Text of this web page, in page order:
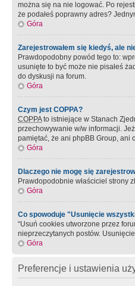
można się na nie logować. Po
że podałeś poprawny adres?
Góra
Zarejestrowałem się kiedyś, ale
Prawdopodobny powód tego to:
usunięte to być może nie pisałeś
do dyskusji na forum.
Góra
Czym jest COPPA?
COPPAto istniejące w Stanach
przechowywanie w/w informacji.
pamiętać, że ani phpBB Group, ani
Góra
Dlaczego nie mogę się
Prawdopodobnie właściciel strony
Góra
Co spowoduje "Usunięcie
“Usuń cookies utworzone przez
nieprzeczytanych postów.
Góra
Preferencje i ustawienia